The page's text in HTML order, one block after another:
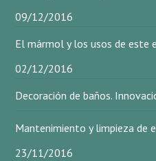
09/12/2016
El mármol y los usos de este
02/12/2016
Decoración de baños.
Mantenimiento y limpieza de
23/11/2016